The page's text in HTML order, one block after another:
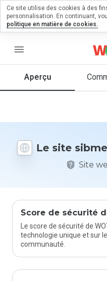
menu
Aperçu
Le site
Site
Score de sécurité
Le score de sécurité de
technologie unique et sur
communauté.
un
1 et 5
vous à ce
site ?
Ce site utilise des cookies à des
personnalisation. En continuant,
politique en matière de cookies.